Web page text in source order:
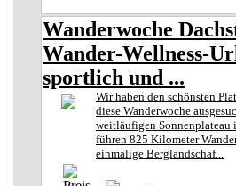
Wanderwoche
Wander-Wellness-
sportlich und ...
Wir haben den schönsten
diese Wanderwoche
weitläufigen Sonnenplateau
führen 825 Kilometer
einmalige Berglandschaf...